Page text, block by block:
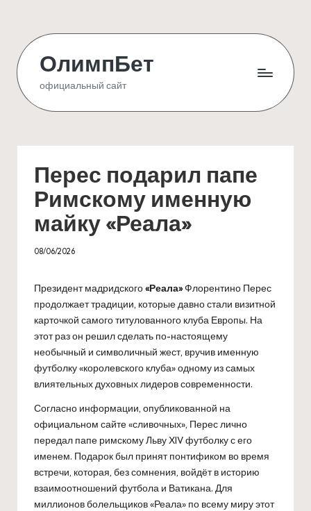
content
ОлимпБет
официальный сайт
Перес подарил папе
Римскому именную
майку «Реала»
08/06/2026
Президент мадридского«Реала»Флорентино Перес
продолжает традиции, которые давно стали визитной
карточкой самого титулованного клуба Европы. На
этот раз он решил сделать по-настоящему
необычный и символичный жест, вручив именную
футболку «королевского клуба» одному из самых
влиятельных духовных лидеров современности.
Согласно информации, опубликованной на
официальном сайте «сливочных», Перес лично
передал папе римскому Льву XIV футболку с его
именем. Подарок был принят понтификом во время
встречи, которая, без сомнения, войдёт в историю
взаимоотношений футбола и Ватикана. Для
миллионов болельщиков «Реала» по всему миру этот